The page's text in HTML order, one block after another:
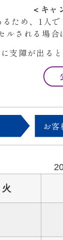
＜キャ
ため、1人
ルされる場合
支障が出る
お
火